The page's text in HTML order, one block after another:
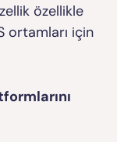
özellikle
ortamları için